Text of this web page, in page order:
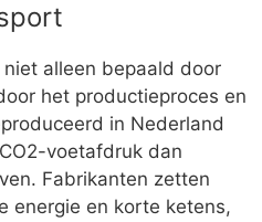
alleen bepaald door
het productieproces en
in Nederland
voetafdruk dan
Fabrikanten zetten
energie en korte ketens,